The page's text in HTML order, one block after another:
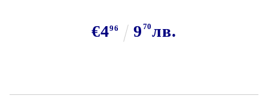
€496 9 70лв.